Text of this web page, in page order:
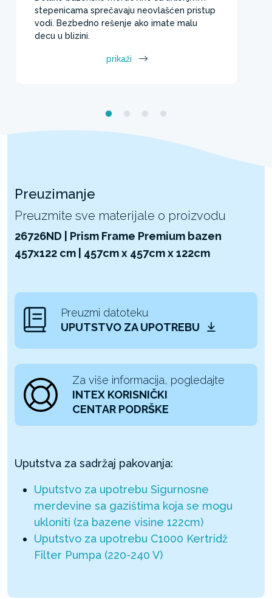
stepenicama sprečavaju neovlašćen pristup
vodi. Bezbedno rešenje ako imate malu
decu u blizini.
prikaži
Preuzimanje
Preuzmite sve materijale o proizvodu
26726ND | Prism Frame Premium bazen
457x122 cm | 457cm x 457cm x 122cm
Preuzmi datoteku
UPUTSTVO ZA UPOTREBU
Za više informacija, pogledajte
INTEX KORISNIČKI
CENTAR PODRŠKE
Uputstva za sadržaj pakovanja:
Uputstvo za upotrebu Sigurnosne
merdevine sa gazištima koja se mogu
ukloniti (za bazene visine 122cm)
Uputstvo za upotrebu C1000 Kertridž
Filter Pumpa (220-240 V)